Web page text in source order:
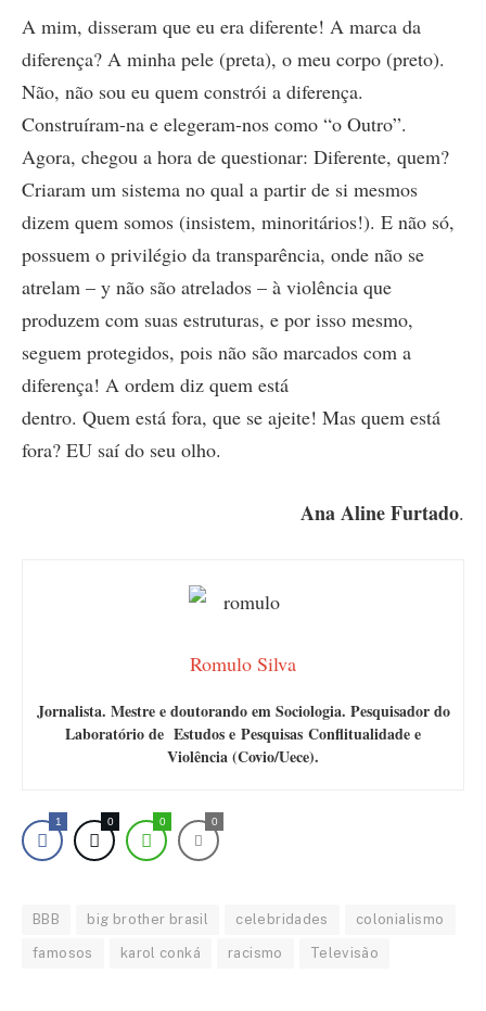
A mim, disseram que eu era diferente! A marca da
diferença? A minha pele (preta), o meu corpo (preto).
Não, não sou eu quem constrói a diferença.
Construíram-na e elegeram-nos como “o Outro”.
Agora, chegou a hora de questionar: Diferente, quem?
Criaram um sistema no qual a partir de si mesmos
dizem quem somos (insistem, minoritários!). E não só,
possuem o privilégio da transparência, onde não se
atrelam – y não são atrelados – à violência que
produzem com suas estruturas, e por isso mesmo,
seguem protegidos, pois não são marcados com a
diferença! A ordem diz quem está
dentro. Quem está fora, que se ajeite! Mas quem está
fora? EU saí do seu olho.
Ana Aline Furtado.
Romulo Silva
Jornalista. Mestre e doutorando em Sociologia. Pesquisador do
Laboratório de Estudos e Pesquisas Conflitualidade e
Violência (Covio/Uece).
1 0 0 0
BBB big brother brasil celebridades colonialismo
famosos karol conká racismo Televisão